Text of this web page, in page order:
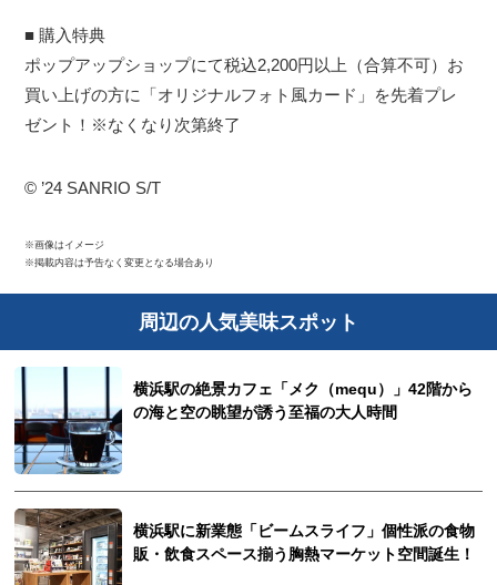
■ 購入特典
ポップアップショップにて税込2,200円以上（合算不可）お
買い上げの方に「オリジナルフォト風カード」を先着プレ
ゼント！※なくなり次第終了
© ’24 SANRIO S/T
※画像はイメージ
※掲載内容は予告なく変更となる場合あり
周辺の人気美味スポット
横浜駅の絶景カフェ「メク（mequ）」42階から
の海と空の眺望が誘う至福の大人時間
横浜駅に新業態「ビームスライフ」個性派の食物
販・飲食スペース揃う胸熱マーケット空間誕生！